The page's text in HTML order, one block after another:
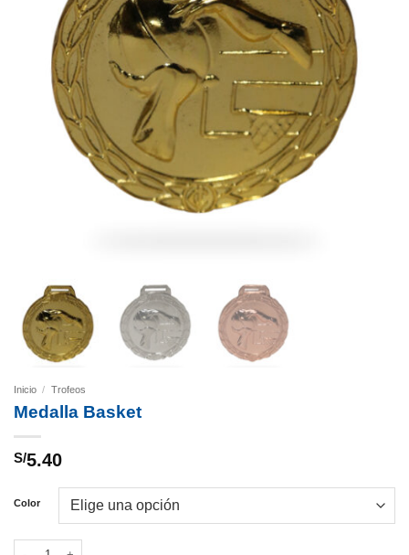
Inicio / Trofeos
Medalla Basket
S/5.40
Color